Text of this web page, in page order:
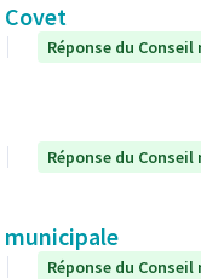
Covet
Réponse du
Réponse du
Réponse du